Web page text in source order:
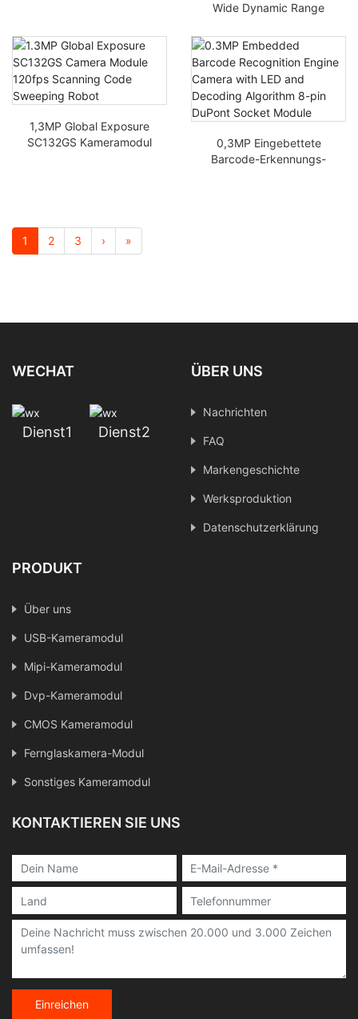
Hohe Bildrate MIPI
Wide Dynamic Range
l 8MP Mipi IR-CUT
Farbgenauigkeit
1,3MP Global Exposure
SC132GS Kameramodul
0,3MP Eingebettete
Barcode-Erkennungs-
1 2 3 › »
WECHAT
Dienst1 Dienst2
ÜBER UNS
Nachrichten
FAQ
Markengeschichte
Werksproduktion
Datenschutzerklärung
PRODUKT
Über uns
USB-Kameramodul
Mipi-Kameramodul
Dvp-Kameramodul
CMOS Kameramodul
Fernglaskamera-Modul
Sonstiges Kameramodul
KONTAKTIEREN SIE UNS
Einreichen